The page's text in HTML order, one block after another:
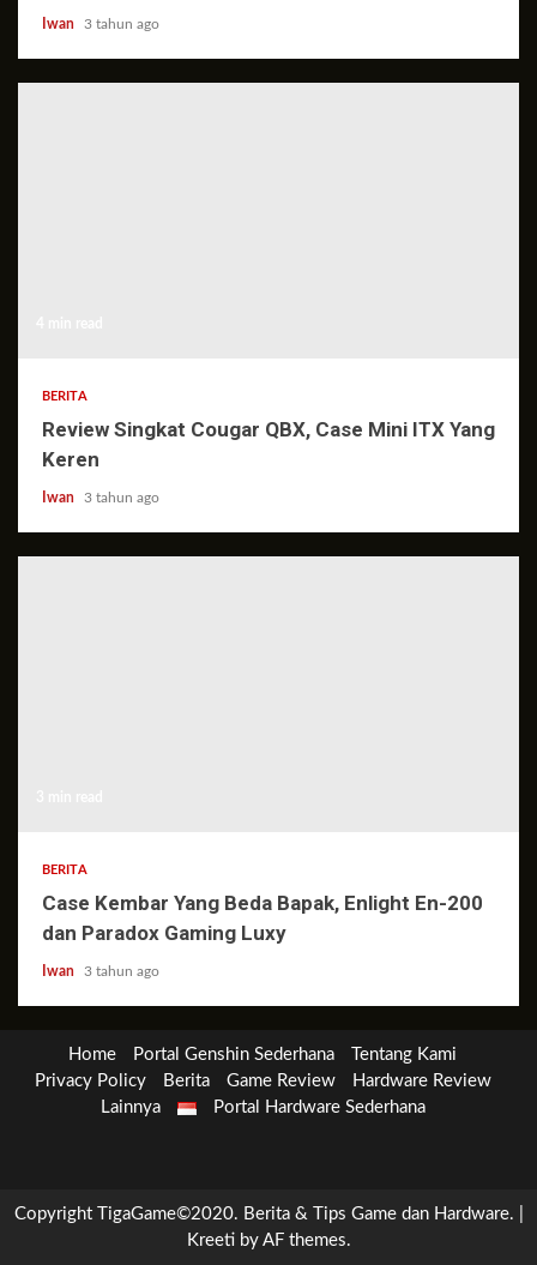
Iwan 3 tahun ago
BERITA
Review Singkat Cougar QBX, Case Mini ITX Yang
Keren
Iwan 3 tahun ago
BERITA
Case Kembar Yang Beda Bapak, Enlight En-200
dan Paradox Gaming Luxy
Iwan 3 tahun ago
Home Portal Genshin Sederhana
Tentang Kami
Privacy Policy
Berita Game Review
Hardware Review
Lainnya
Portal Hardware Sederhana
Copyright TigaGame©2020. Berita & Tips Game dan Hardware.
Kreeti by AF themes.